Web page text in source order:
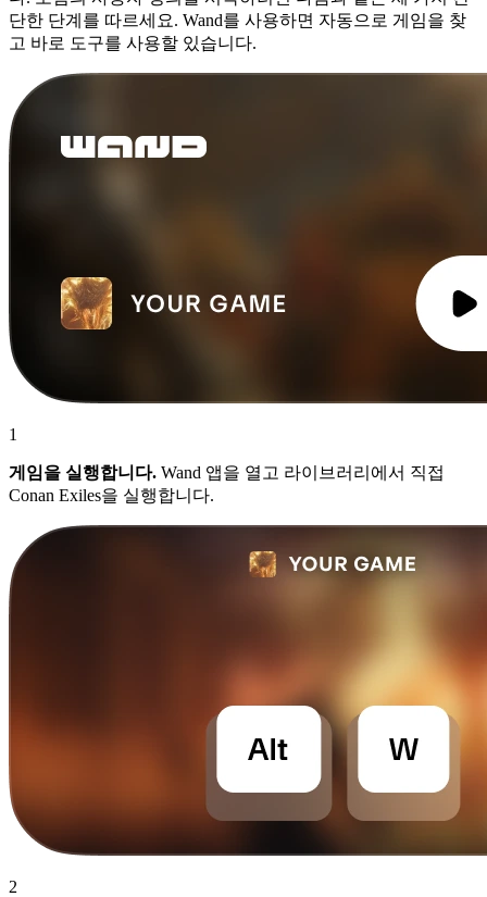
단한 단계를 따르세요. Wand를 사용하면 자동으로 게임을 찾
고 바로 도구를 사용할 있습니다.
1
게임을 실행합니다. Wand 앱을 열고 라이브러리에서 직접
Conan Exiles을 실행합니다.
2